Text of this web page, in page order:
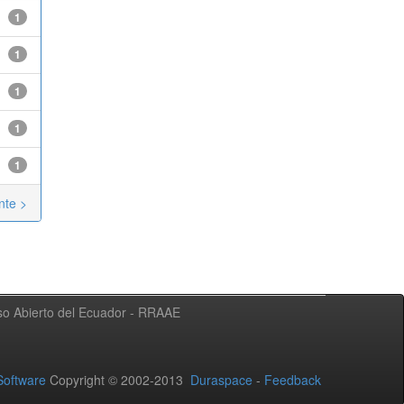
1
1
1
1
1
>
Abierto del Ecuador - RRAAE
Copyright © 2002-2013 Duraspace - Feedback